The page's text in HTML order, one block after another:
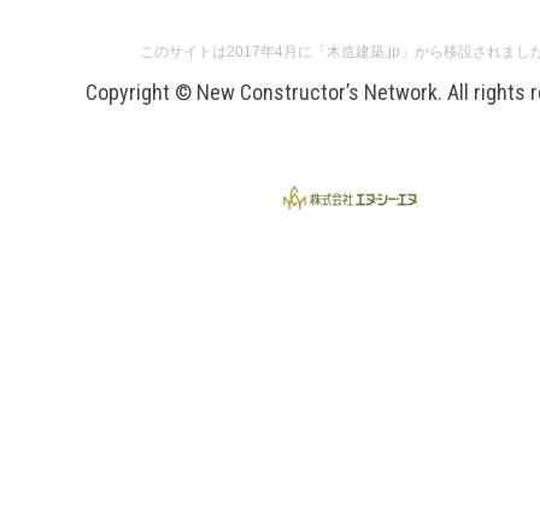
このサイトは2017年4月に「木造建築.jp」から移設されまし
Copyright © New Constructor’s Network. All rights